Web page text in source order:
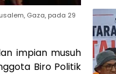
Gaza, pada 29
impian musuh
Biro Politik